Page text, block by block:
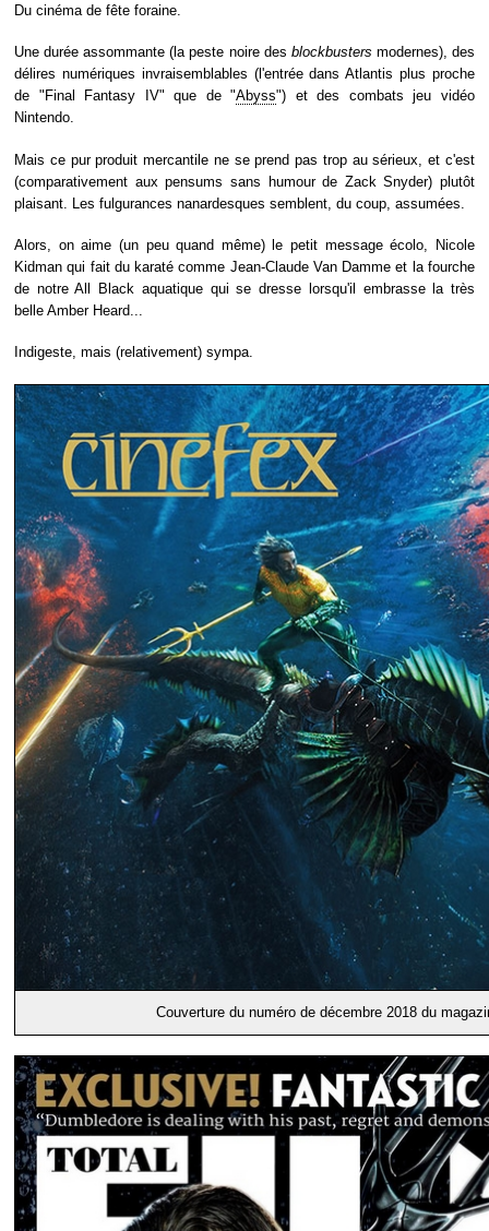
Du cinéma de fête foraine.
Une durée assommante (la peste noire des blockbusters modernes), des
délires numériques invraisemblables (l'entrée dans Atlantis plus proche
de "Final Fantasy IV" que de "Abyss") et des combats jeu vidéo
Nintendo.
Mais ce pur produit mercantile ne se prend pas trop au sérieux, et c'est
(comparativement aux pensums sans humour de Zack Snyder) plutôt
plaisant. Les fulgurances nanardesques semblent, du coup, assumées.
Alors, on aime (un peu quand même) le petit message écolo, Nicole
Kidman qui fait du karaté comme Jean-Claude Van Damme et la fourche
de notre All Black aquatique qui se dresse lorsqu'il embrasse la très
belle Amber Heard...
Indigeste, mais (relativement) sympa.
Couverture du numéro de décembre 2018 du